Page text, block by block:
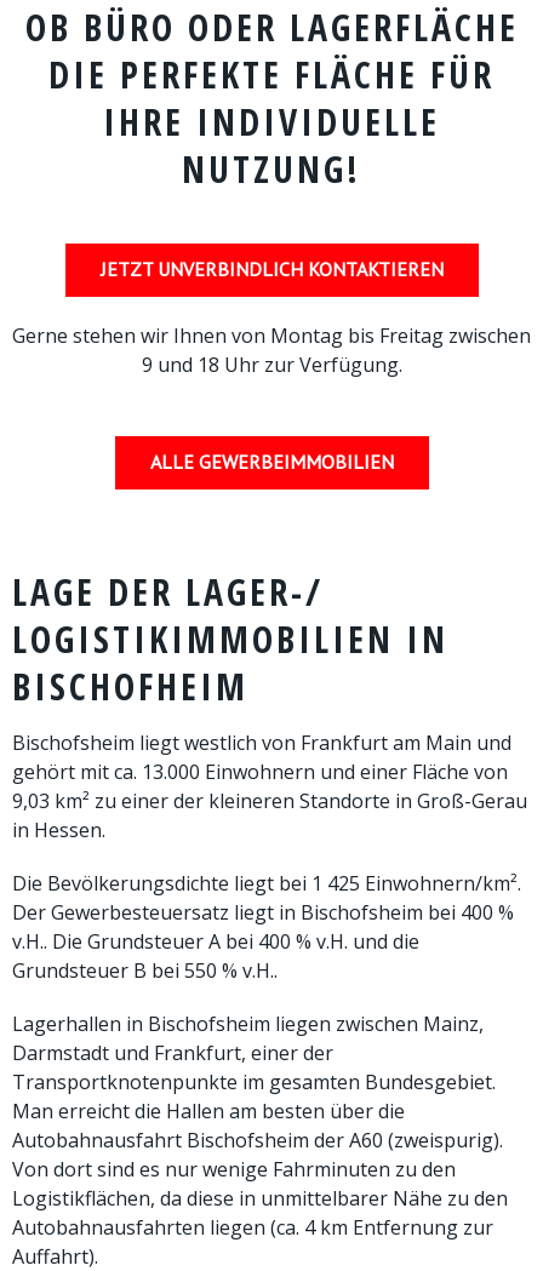
OB BÜRO ODER LAGERFLÄCHE
DIE PERFEKTE FLÄCHE FÜR
IHRE INDIVIDUELLE
NUTZUNG!
JETZT UNVERBINDLICH KONTAKTIEREN
Gerne stehen wir Ihnen von Montag bis Freitag zwischen
9 und 18 Uhr zur Verfügung.
ALLE GEWERBEIMMOBILIEN
LAGE DER LAGER-/
LOGISTIKIMMOBILIEN IN
BISCHOFHEIM
Bischofsheim liegt westlich von Frankfurt am Main und
gehört mit ca. 13.000 Einwohnern und einer Fläche von
9,03 km² zu einer der kleineren Standorte in Groß-Gerau
in Hessen.
Die Bevölkerungsdichte liegt bei 1 425 Einwohnern/km².
Der Gewerbesteuersatz liegt in Bischofsheim bei 400 %
v.H.. Die Grundsteuer A bei 400 % v.H. und die
Grundsteuer B bei 550 % v.H..
Lagerhallen in Bischofsheim liegen zwischen Mainz,
Darmstadt und Frankfurt, einer der
Transportknotenpunkte im gesamten Bundesgebiet.
Man erreicht die Hallen am besten über die
Autobahnausfahrt Bischofsheim der A60 (zweispurig).
Von dort sind es nur wenige Fahrminuten zu den
Logistikflächen, da diese in unmittelbarer Nähe zu den
Autobahnausfahrten liegen (ca. 4 km Entfernung zur
Auffahrt).